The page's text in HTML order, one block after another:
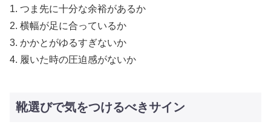
1. つま先に十分な余裕があるか
2. 横幅が足に合っているか
3. かかとがゆるすぎないか
4. 履いた時の圧迫感がないか
靴選びで気をつけるべきサイン